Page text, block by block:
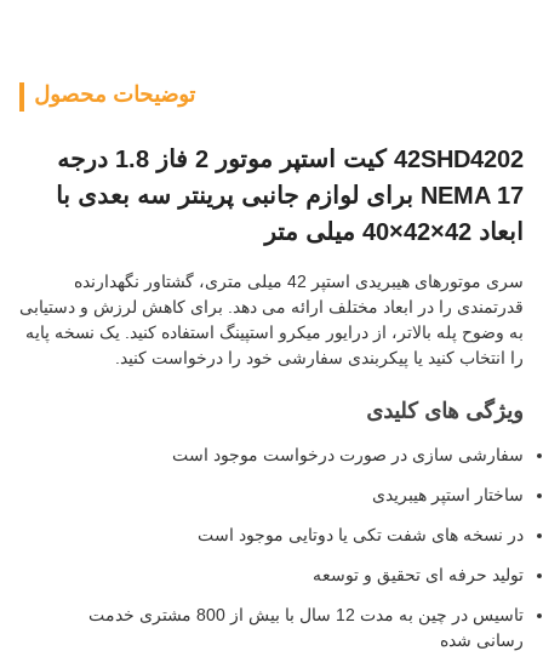
توضیحات محصول
42SHD4202 کیت استپر موتور 2 فاز 1.8 درجه
NEMA 17 برای لوازم جانبی پرینتر سه بعدی با
ابعاد 42×42×40 میلی متر
سری موتورهای هیبریدی استپر 42 میلی متری، گشتاور نگهدارنده
قدرتمندی را در ابعاد مختلف ارائه می دهد. برای کاهش لرزش و دستیابی
به وضوح پله بالاتر، از درایور میکرو استپینگ استفاده کنید. یک نسخه پایه
را انتخاب کنید یا پیکربندی سفارشی خود را درخواست کنید.
ویژگی های کلیدی
سفارشی سازی در صورت درخواست موجود است
ساختار استپر هیبریدی
در نسخه های شفت تکی یا دوتایی موجود است
تولید حرفه ای تحقیق و توسعه
تاسیس در چین به مدت 12 سال با بیش از 800 مشتری خدمت
رسانی شده